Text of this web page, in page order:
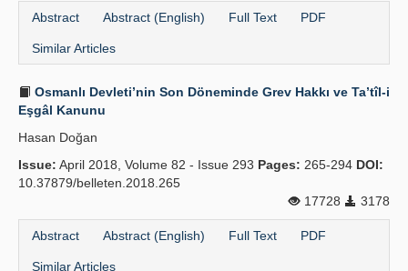
Abstract Abstract (English) Full Text PDF
Similar Articles
Osmanlı Devleti’nin Son Döneminde Grev Hakkı ve Ta’tîl-i
Eşgâl Kanunu
Hasan Doğan
Issue: April 2018, Volume 82 - Issue 293 Pages: 265-294 DOI:
10.37879/belleten.2018.265
17728
3178
Abstract Abstract (English) Full Text PDF
Similar Articles